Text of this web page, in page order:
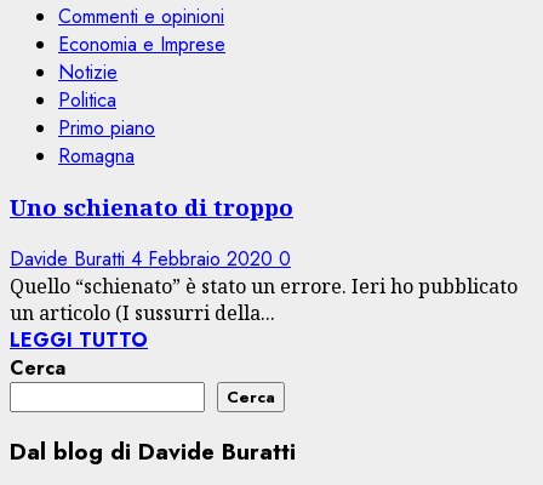
Commenti e opinioni
Economia e Imprese
Notizie
Politica
Primo piano
Romagna
Uno schienato di troppo
Davide Buratti 4 Febbraio 2020 0
Quello “schienato” è stato un errore. Ieri ho pubblicato
un articolo (I sussurri della...
LEGGI TUTTO
Cerca
Cerca
Dal blog di Davide Buratti